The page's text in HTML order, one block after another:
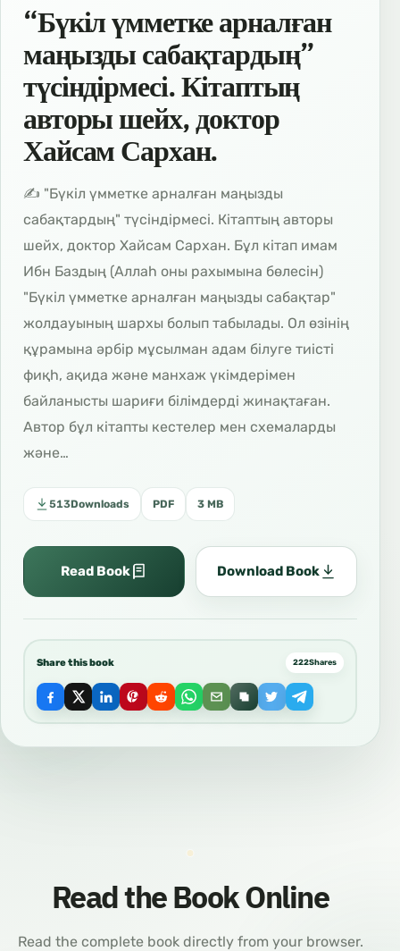
“Бүкіл үмметке арналған
маңызды сабақтардың”
түсіндірмесі. Кітаптың
авторы шейх, доктор
Хайсам Сархан.
✍️ "Бүкіл үмметке арналған маңызды
сабақтардың" түсіндірмесі. Кітаптың авторы
шейх, доктор Хайсам Сархан. Бұл кітап имам
Ибн Баздың (Аллаһ оны рахымына бөлесін)
"Бүкіл үмметке арналған маңызды сабақтар"
жолдауының шархы болып табылады. Ол өзінің
құрамына әрбір мұсылман адам білуге тиісті
фиқһ, ақида және манхаж үкімдерімен
байланысты шариғи білімдерді жинақтаған.
Автор бұл кітапты кестелер мен схемаларды
және…
513Downloads PDF 3 MB
Read Book Download Book
Share this book 222Shares
Read the Book Online
Read the complete book directly from your browser.